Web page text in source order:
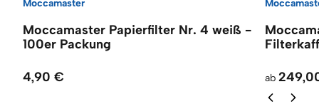
Moccamaster
Moccamaster Papierfilter Nr. 4 weiß -
100er Packung
4,90 € ab